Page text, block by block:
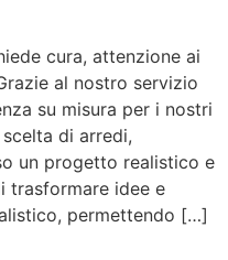
cura, attenzione ai
al nostro servizio
su misura per i nostri
di arredi,
un progetto realistico e
idee e
permettendo […]